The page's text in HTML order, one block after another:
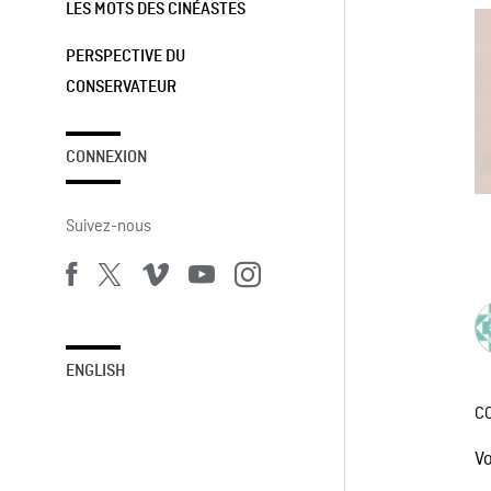
LES MOTS DES CINÉASTES
PERSPECTIVE DU
CONSERVATEUR
CONNEXION
Suivez-nous
ENGLISH